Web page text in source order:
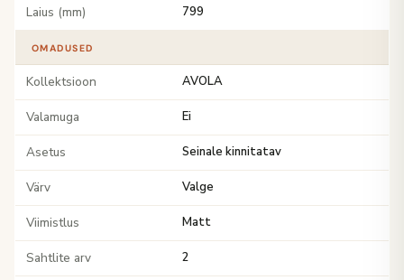
Laius (mm) 799
OMADUSED
Kollektsioon AVOLA
Valamuga Ei
Asetus Seinale kinnitatav
Värv Valge
Viimistlus Matt
Sahtlite arv 2